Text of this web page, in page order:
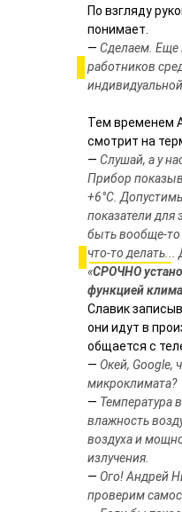
По взгляду
понимает.
— Сделаем. Еще
работников
Тем временем
смотрит на
— Слушай, а у
Прибор
+6°С.
показатели для
быть вообще-то
что-то
«СРОЧНО
функцией
Славик
они идут в
общается с
— Окей, Google,
микроклимата?
— Температура
влажность
воздуха и
излучения.
— Ого! Андрей
проверим